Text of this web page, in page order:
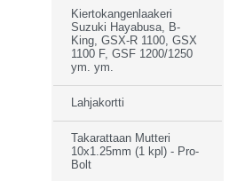
Kiertokangenlaakeri
Suzuki Hayabusa, B-
King, GSX-R 1100, GSX
1100 F, GSF 1200/1250
ym. ym.
Lahjakortti
Takarattaan Mutteri
10x1.25mm (1 kpl) - Pro-
Bolt